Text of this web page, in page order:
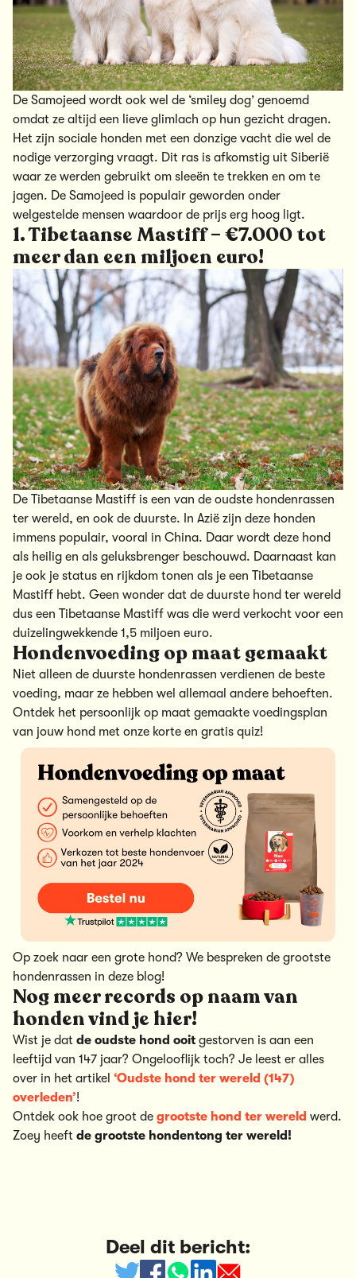
De Samojeed wordt ook wel de ‘smiley dog’ genoemd
omdat ze altijd een lieve glimlach op hun gezicht dragen.
Het zijn sociale honden met een donzige vacht die wel de
nodige verzorging vraagt. Dit ras is afkomstig uit Siberië
waar ze werden gebruikt om sleeën te trekken en om te
jagen. De Samojeed is populair geworden onder
welgestelde mensen waardoor de prijs erg hoog ligt.
1. Tibetaanse Mastiff – €7.000 tot
meer dan een miljoen euro!
De Tibetaanse Mastiff is een van de oudste hondenrassen
ter wereld, en ook de duurste. In Azië zijn deze honden
immens populair, vooral in China. Daar wordt deze hond
als heilig en als geluksbrenger beschouwd. Daarnaast kan
je ook je status en rijkdom tonen als je een Tibetaanse
Mastiff hebt. Geen wonder dat de duurste hond ter wereld
dus een Tibetaanse Mastiff was die werd verkocht voor een
duizelingwekkende 1,5 miljoen euro.
Hondenvoeding op maat gemaakt
Niet alleen de duurste hondenrassen verdienen de beste
voeding, maar ze hebben wel allemaal andere behoeften.
Ontdek het persoonlijk op maat gemaakte voedingsplan
van jouw hond met onze korte en gratis quiz!
Op zoek naar een grote hond? We bespreken de grootste
hondenrassen in deze blog!
Nog meer records op naam van
honden vind je hier!
Wist je dat de oudste hond ooit gestorven is aan een
leeftijd van 147 jaar? Ongelooflijk toch? Je leest er alles
over in het artikel ‘Oudste hond ter wereld (147)
overleden’!
Ontdek ook hoe groot de grootste hond ter wereld werd.
Zoey heeft de grootste hondentong ter wereld!
Deel dit bericht: